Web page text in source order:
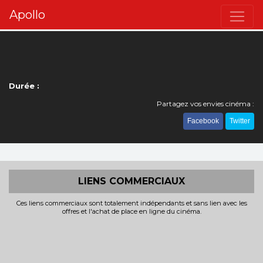
Apollo
Durée :
Partagez vos envies cinéma :
Facebook Twitter
LIENS COMMERCIAUX
Ces liens commerciaux sont totalement indépendants et sans lien avec les
offres et l'achat de place en ligne du cinéma.